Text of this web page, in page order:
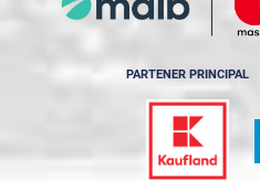
PARTENER PRINCIPAL